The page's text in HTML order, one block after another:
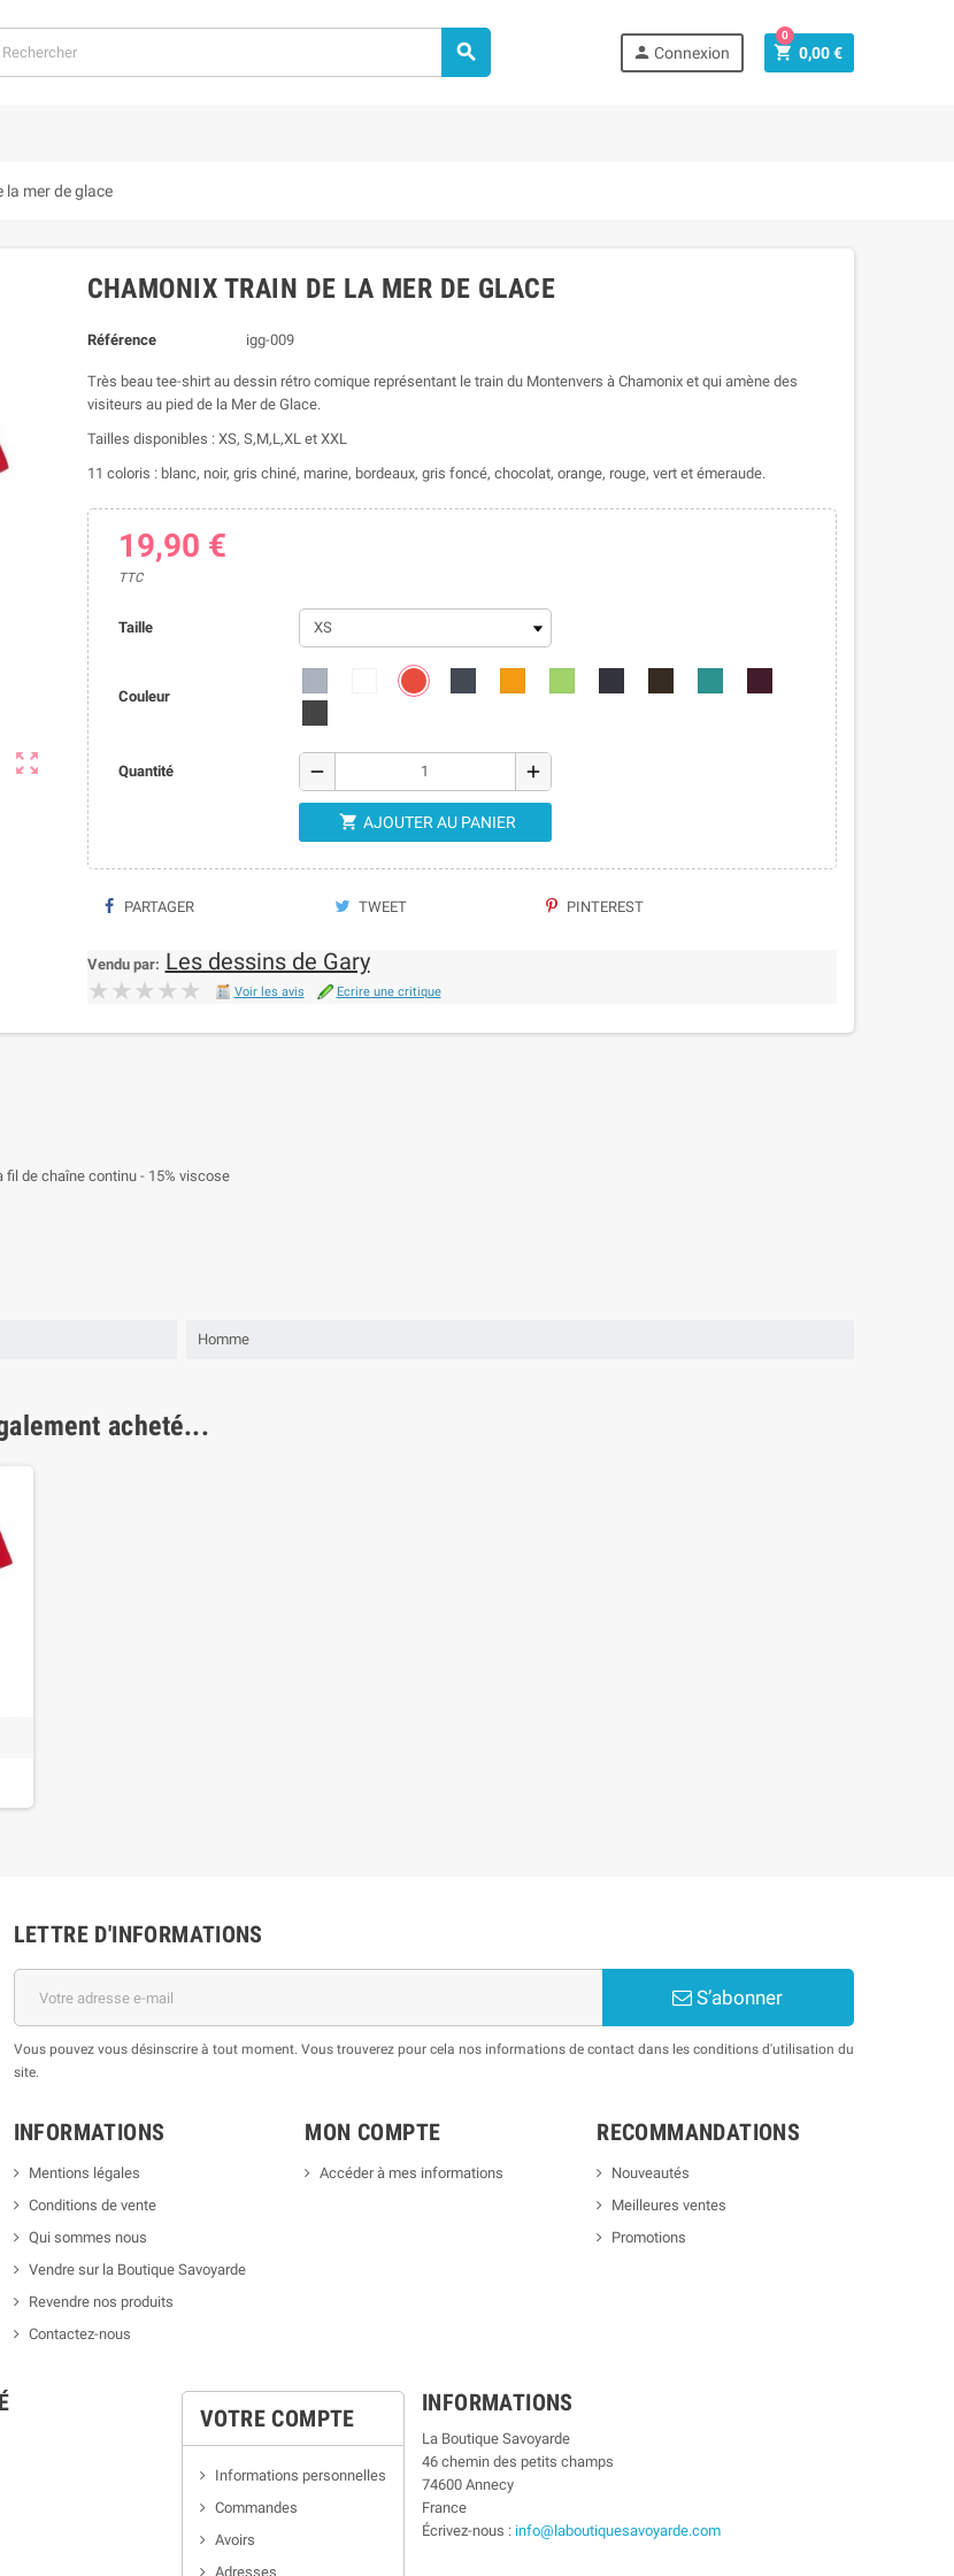
  Connexion  0,00 €
0
la mer de glace

CHAMONIX TRAIN DE LA MER DE GLACE
Référence igg-009
Très beau tee-shirt au dessin rétro comique représentant le train du Montenvers à Chamonix et qui amène des
visiteurs au pied de la Mer de Glace.
Tailles disponibles : XS, S,M,L,XL et XXL
11 coloris : blanc, noir, gris chiné, marine, bordeaux, gris foncé, chocolat, orange, rouge, vert et émeraude.
19,90 €
TTC
Taille
Couleur
Quantité remove add
 AJOUTER AU PANIER
PARTAGER TWEET PINTEREST
Vendu par: Les dessins de Gary
★★★★★
★★★★★ Voir les avis Ecrire une critique
fil de chaîne continu - 15% viscose
Homme
acheté...
LETTRE D'INFORMATIONS
S’abonner
Vous pouvez vous désinscrire à tout moment. Vous trouverez pour cela nos informations de contact dans les conditions d'utilisation du
site.
INFORMATIONS
Mentions légales
Conditions de vente
Qui sommes nous
Vendre sur la Boutique Savoyarde
Revendre nos produits
Contactez-nous
MON COMPTE
Accéder à mes informations
RECOMMANDATIONS
Nouveautés
Meilleures ventes
Promotions
VOTRE COMPTE
Informations personnelles
Commandes
Avoirs
Adresses
INFORMATIONS
La Boutique Savoyarde
46 chemin des petits champs
74600 Annecy
France
Écrivez-nous : info@laboutiquesavoyarde.com